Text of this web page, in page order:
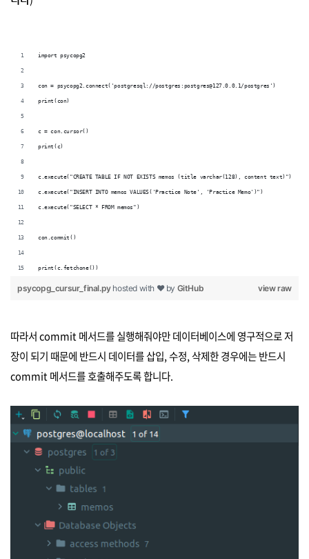
import psycopg2
con = psycopg2.connect('postgresql://postgres:postgres@127.0.0.1/postgres')
print(con)
c = con.cursor()
print(c)
c.execute("CREATE TABLE IF NOT EXISTS memos (title varchar(128), content text)")
c.execute("INSERT INTO memos VALUES('Practice Note', 'Practice Memo')")
c.execute("SELECT * FROM memos")
con.commit()
print(c.fetchone())
view raw
psycopg_cursur_final.py hosted with ❤ by GitHub
따라서 commit 메서드를 실행해줘야만 데이터베이스에 영구적으로 저
장이 되기 때문에 반드시 데이터를 삽입, 수정, 삭제한 경우에는 반드시
commit 메서드를 호출해주도록 합니다.